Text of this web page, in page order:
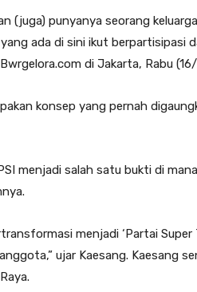
(juga) punyanya seorang
ada di sini ikut berpartisipasi
di Jakarta, Rabu
konsep yang pernah
menjadi salah satu bukti di
menjadi ‘Partai Super
ujar Kaesang. Kaesang